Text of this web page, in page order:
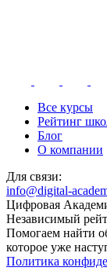
Все курсы
Рейтинг
Блог
О компании
Для связи:
info@digital-
Цифровая
Независимый
Помогаем найти
которое уже
Политика